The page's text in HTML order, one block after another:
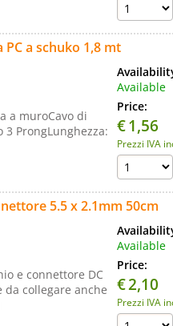
PC a schuko 1,8 mt
a muroCavo di
ProngLunghezza:
Available
Price:
€1,56
Prezzi IVA
5.5 x 2.1mm 50cm
e connettore DC
da collegare anche
Available
Price:
€2,10
Prezzi IVA